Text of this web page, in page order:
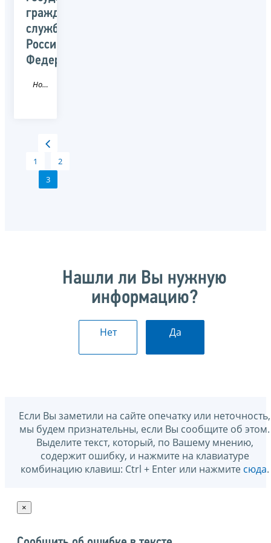
гражданской
службы
Российской
Федерации
Новость
1
2
3
Нашли ли Вы нужную
информацию?
Нет Да
Если Вы заметили на сайте опечатку или неточность,
мы будем признательны, если Вы сообщите об этом.
Выделите текст, который, по Вашему мнению,
содержит ошибку, и нажмите на клавиатуре
комбинацию клавиш: Ctrl + Enter или нажмите сюда.
×